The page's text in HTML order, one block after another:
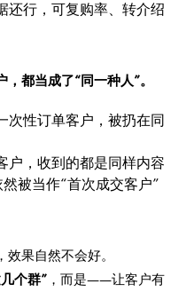
还行，可复购率、转介绍
都当成了“同一种人”。
次性订单客户，被扔在同
户，收到的都是同样内容
被当作“首次成交客户”
果自然不会好。
个群” ，而是——让客户有